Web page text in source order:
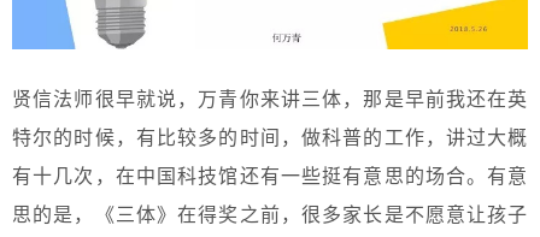
贤信法师很早就说，万青你来讲三体，那是早前我还在英
特尔的时候，有比较多的时间，做科普的工作，讲过大概
有十几次，在中国科技馆还有一些挺有意思的场合。有意
思的是，《三体》在得奖之前，很多家长是不愿意让孩子